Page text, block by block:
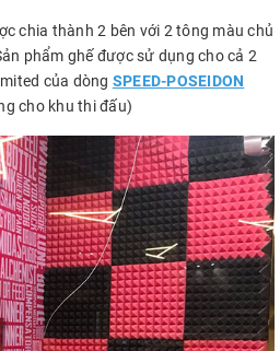
chia thành 2 bên với 2 tông màu chủ
phẩm ghế được sử dụng cho cả 2
của dòng SPEED-POSEIDON
cho khu thi đấu)